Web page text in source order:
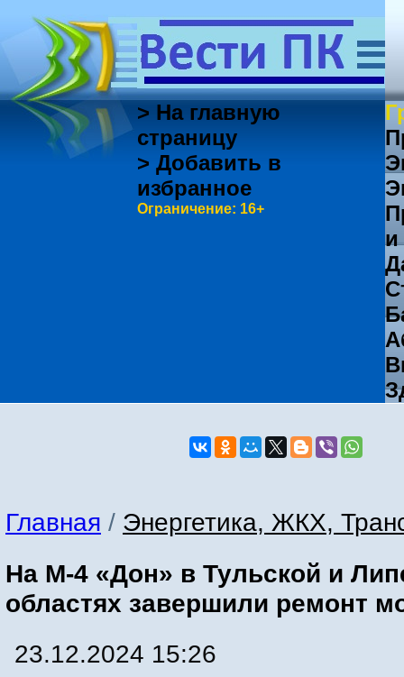
> На главную
страницу
> Добавить в
избранное
Ограничение: 16+
Главная / Энергетика, ЖКХ,
На М-4 «Дон» в Тульской и
областях завершили ремонт
23.12.2024 15:26